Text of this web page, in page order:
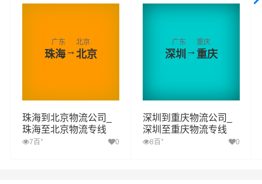
广东
珠海→
北京
北京
珠海到北京物流公司_
珠海至北京物流专线
7百 + 0
广东
深圳→
重庆
重庆
深圳到重庆物流公司_
深圳至重庆物流专线
8百 + 0